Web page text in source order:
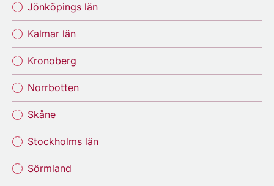
Jönköpings län
Kalmar län
Kronoberg
Norrbotten
Skåne
Stockholms län
Sörmland